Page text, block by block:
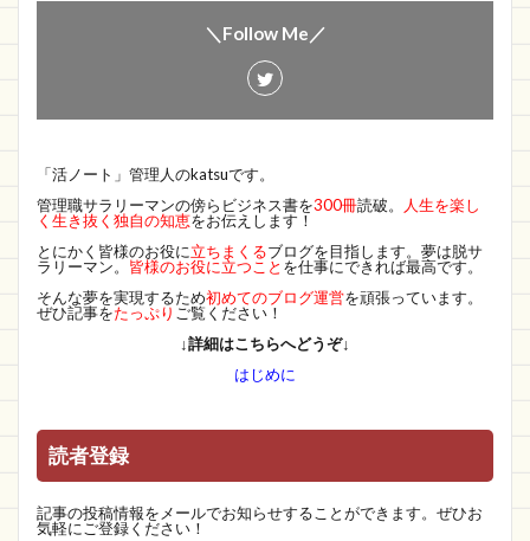
＼Follow Me／
「活ノート」管理人のkatsuです。
管理職サラリーマンの傍らビジネス書を300冊読破。
人生を楽し
く生き抜く独自の知恵をお伝えします！
とにかく皆様のお役に立ちまくるブログを目指します。夢は脱サ
ラリーマン。 皆様のお役に立つこと を仕事にできれば最高です。
そんな夢を実現するため初めてのブログ運営を頑張っています。
ぜひ記事をたっぷり ご覧ください！
↓詳細はこちらへどうぞ↓
はじめに
読者登録
記事の投稿情報をメールでお知らせすることができます。ぜひお
気軽にご登録ください！